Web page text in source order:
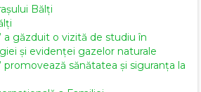
Bălți
a găzduit o vizită de studiu în
și evidenței gazelor naturale
promovează sănătatea și siguranța la